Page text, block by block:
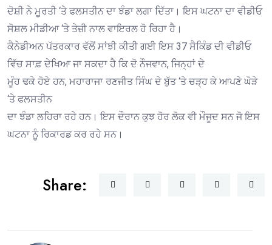
ਦੋਸ਼ੀ ਨੇ ਮੂਰਤੀ ‘ਤੇ ਫਲਸਤੀਨ ਦਾ ਝੰਡਾ ਲਗਾ ਦਿੱਤਾ। ਇਸ ਘਟਨਾ ਦਾ ਵੀਡੀਓ
ਸੋਸ਼ਲ ਮੀਡੀਆ ‘ਤੇ ਤੇਜ਼ੀ ਨਾਲ ਵਾਇਰਲ ਹੋ ਰਿਹਾ ਹੈ।
ਕੈਨੇਡੀਅਨ ਪੱਤਰਕਾਰ ਵੱਲੋਂ ਸਾਂਝੀ ਕੀਤੀ ਗਈ ਇਸ 37 ਸੈਕਿੰਡ ਦੀ ਵੀਡੀਓ
ਵਿੱਚ ਸਾਫ਼ ਦੇਖਿਆ ਜਾ ਸਕਦਾ ਹੈ ਕਿ ਦੋ ਨੌਜਵਾਨ, ਜਿਨ੍ਹਾਂ ਦੇ
ਮੂੰਹ ਢਕੇ ਹੋਏ ਹਨ, ਮਹਾਰਾਜਾ ਰਣਜੀਤ ਸਿੰਘ ਦੇ ਬੁੱਤ ‘ਤੇ ਚੜ੍ਹ ਕੇ ਆਪਣੇ ਘੋੜੇ
‘ਤੇ ਫਲਸਤੀਨ
ਦਾ ਝੰਡਾ ਲਹਿਰਾ ਰਹੇ ਹਨ। ਇਸ ਦੌਰਾਨ ਕੁਝ ਹੋਰ ਲੋਕ ਵੀ ਮੌਜੂਦ ਸਨ ਜੋ ਇਸ
ਘਟਨਾ ਨੂੰ ਰਿਕਾਰਡ ਕਰ ਰਹੇ ਸਨ।
Share: